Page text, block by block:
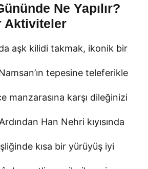
Ne Yapılır?
Aktiviteler
aşk kilidi takmak, ikonik bir
tepesine teleferikle
manzarasına karşı dileğinizi
Han Nehri kıyısında
kısa bir yürüyüş iyi